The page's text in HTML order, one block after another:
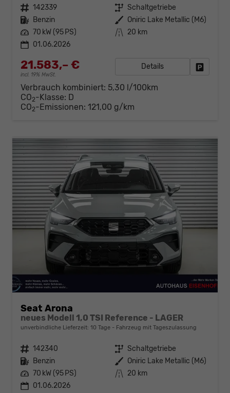
Fahrzeugnr. 142339 Getriebe Schaltgetriebe
Kraftstoff Benzin Außenfarbe Oniric Lake Metallic (M6)
Leistung 70 kW (95 PS) Kilometerstand 20 km
01.06.2026
21.583,– €
incl. 19% MwSt.
Details
Verbrauch kombiniert: 5,30 l/100km
CO2-Klasse: D
CO2-Emissionen: 121,00 g/km
Seat Arona
neues Modell 1,0 TSI Reference - LAGER
unverbindliche Lieferzeit: 10 Tage Fahrzeug mit Tageszulassung
Fahrzeugnr. 142340 Getriebe Schaltgetriebe
Kraftstoff Benzin Außenfarbe Oniric Lake Metallic (M6)
Leistung 70 kW (95 PS) Kilometerstand 20 km
01.06.2026